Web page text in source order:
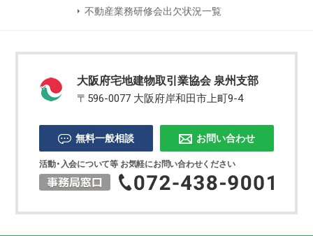
不動産業務研修会出欠状況一覧
大阪府宅地建物取引業協会 泉州支部
〒596-0077 大阪府岸和田市上町9-4
無料一般相談 お問い合わせ
活動・入会について等 お気軽にお問い合わせください